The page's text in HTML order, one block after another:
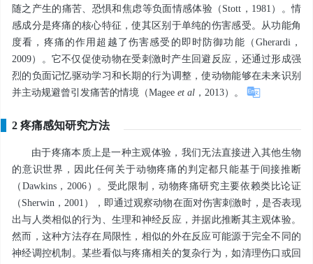
随之产生的痛苦、恐惧和焦虑等负面情感体验（Stott，1981）。情
感成分是疼痛的核心特征，使其区别于单纯的伤害感受。从功能角
度看，疼痛的作用超越了伤害感受的即时防御功能（Gherardi，
2009）。它不仅促使动物在受刺激时产生回避反应，还通过形成强
烈的负面记忆驱动学习和长期的行为调整，使动物能够在未来识别
并主动规避曾引发痛苦的情境（Magee et al ，2013）。
2 疼痛感知研究方法
由于疼痛本质上是一种主观体验，我们无法直接进入其他生物
的意识世界，因此任何关于动物疼痛的判定都只能基于间接推断
（Dawkins，2006）。受此限制，动物疼痛研究主要依赖类比论证
（Sherwin，2001），即通过观察动物在面对伤害刺激时，是否表现
出与人类相似的行为、生理和神经反应，并据此推断其主观体验。
然而，这种方法存在局限性，相似的外在反应可能源于完全不同的
神经调控机制。某些看似与疼痛相关的复杂行为，如清理伤口或回